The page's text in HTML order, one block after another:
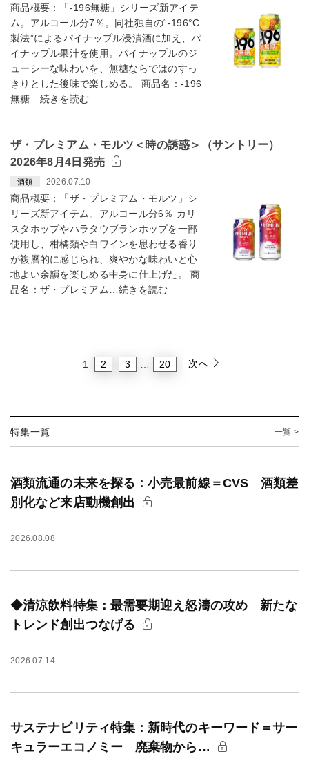
商品概要：「-196無糖」シリーズ新アイテ
ム。アルコール分7％。同社独自の“-196°C
製法”によるパイナップル浸漬酒に加え、パ
イナップル果汁を使用。パイナップルのジ
ューシーな味わいを、無糖ならではのすっ
きりとした後味で楽しめる。 商品名：-196
無糖…続きを読む
ザ・プレミアム・モルツ＜時の誘惑＞（サントリー）
2026年8月4日発売
酒類 2026.07.10
商品概要：「ザ・プレミアム・モルツ」シ
リーズ新アイテム。アルコール分6％ カリ
スタホップやハラタウブランホップを一部
使用し、柑橘類や白ワインを思わせる香り
が複層的に感じられ、爽やかな味わいと心
地よい余韻を楽しめる中身に仕上げた。 商
品名：ザ・プレミアム…続きを読む
1 2 3 20 次へ
特集一覧 一覧 >
酒類流通の未来を探る：小売最前線＝CVS 酒類差
別化など来店動機創出
2026.08.08
◆清涼飲料特集：最需要期迎え怒濤の攻め 新たな
トレンド創出つなげる
2026.07.14
サステナビリティ特集：新時代のキーワード＝サー
キュラーエコノミー 廃棄物から…